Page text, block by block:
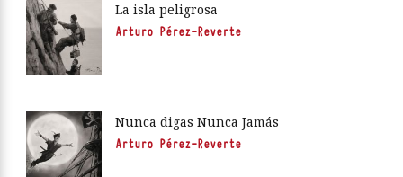
La isla peligrosa
Arturo Pérez-Reverte
Nunca digas Nunca Jamás
Arturo Pérez-Reverte